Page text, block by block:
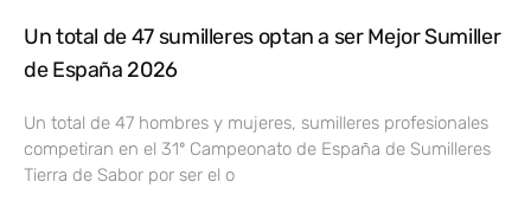
Un total de 47 sumilleres optan a ser Mejor Sumiller
de España 2026
Un total de 47 hombres y mujeres, sumilleres profesionales
competiran en el 31º Campeonato de España de Sumilleres
Tierra de Sabor por ser el o